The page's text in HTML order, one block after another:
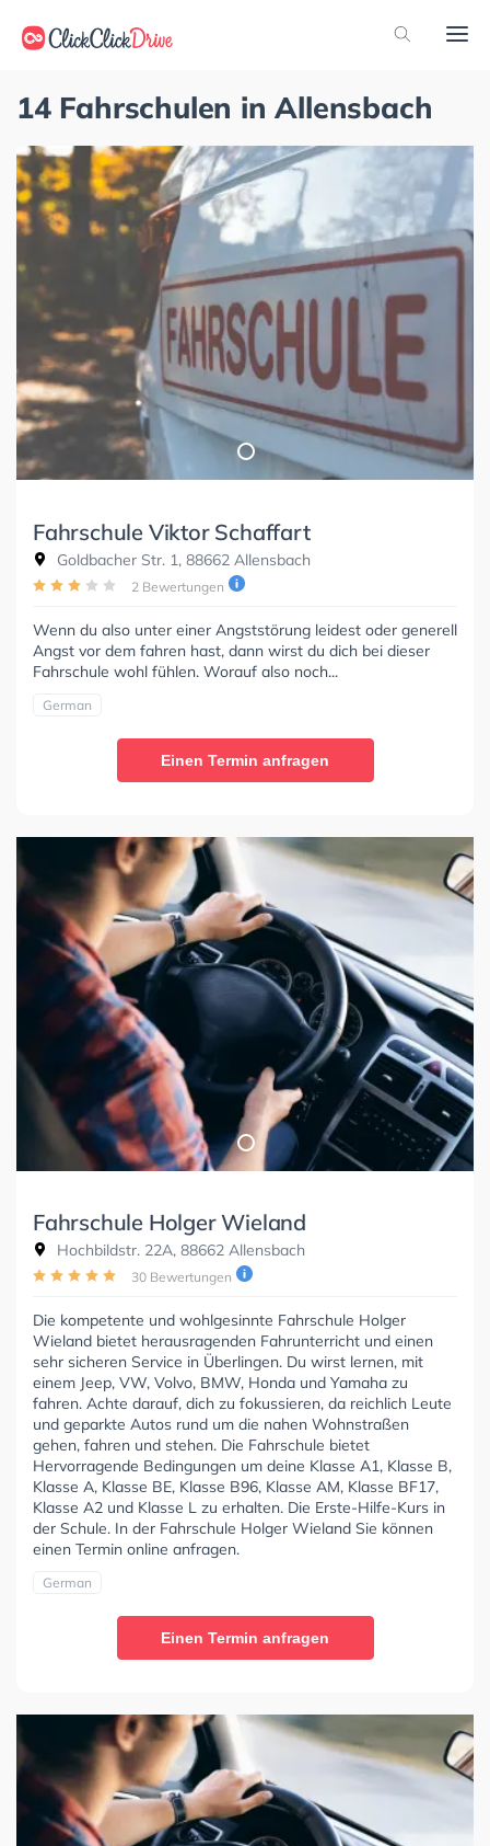
14 Fahrschulen in Allensbach
Fahrschule Viktor Schaffart
Goldbacher Str. 1, 88662 Allensbach
2 Bewertungen
Wenn du also unter einer Angststörung leidest oder generell
Angst vor dem fahren hast, dann wirst du dich bei dieser
Fahrschule wohl fühlen. Worauf also noch...
German
Einen Termin anfragen
Fahrschule Holger Wieland
Hochbildstr. 22A, 88662 Allensbach
30 Bewertungen
Die kompetente und wohlgesinnte Fahrschule Holger
Wieland bietet herausragenden Fahrunterricht und einen
sehr sicheren Service in Überlingen. Du wirst lernen, mit
einem Jeep, VW, Volvo, BMW, Honda und Yamaha zu
fahren. Achte darauf, dich zu fokussieren, da reichlich Leute
und geparkte Autos rund um die nahen Wohnstraßen
gehen, fahren und stehen. Die Fahrschule bietet
Hervorragende Bedingungen um deine Klasse A1, Klasse B,
Klasse A, Klasse BE, Klasse B96, Klasse AM, Klasse BF17,
Klasse A2 und Klasse L zu erhalten. Die Erste-Hilfe-Kurs in
der Schule. In der Fahrschule Holger Wieland Sie können
einen Termin online anfragen.
German
Einen Termin anfragen